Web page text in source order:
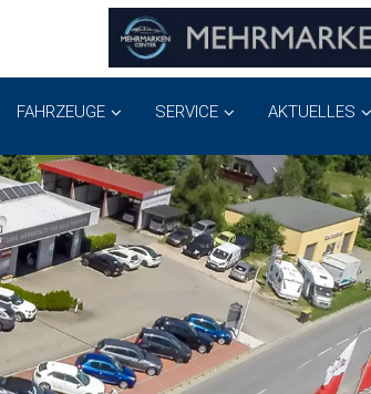
FAHRZEUGE SERVICE AKTUELLES